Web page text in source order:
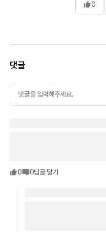
0
댓글
댓글을 입력해주세요.
0 0답글 달기